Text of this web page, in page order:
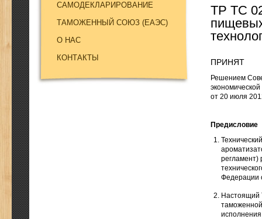
САМОДЕКЛАРИРОВАНИЕ
ТАМОЖЕННЫЙ СОЮЗ (EAЭC)
О НАС
КОНТАКТЫ
ТР ТС
ПРИНЯТ
Решением
от 20 июля
Предисловие
регламент)
Федерации
Настоящий